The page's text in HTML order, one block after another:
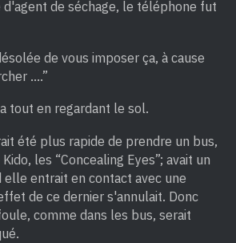
de séchage, le téléphone fut
de vous imposer ça, à cause
….”
tout en regardant le sol.
été plus rapide de prendre un bus,
les “Concealing Eyes”; avait un
entrait en contact avec une
de ce dernier s'annulait. Donc
comme dans les bus, serait